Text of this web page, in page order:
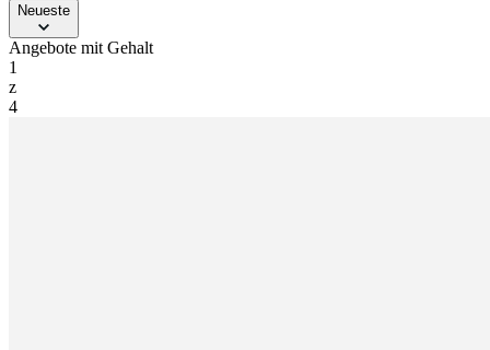
Neueste
Angebote mit Gehalt
1
z
4